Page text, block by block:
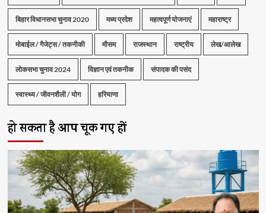
बिहार विधानसभा चुनाव 2020 मध्य प्रदेश महत्वपूर्ण योजनाएं महाराष्ट्र
मोबाईल / गैजेट्स / तकनीकी मौसम राजस्थान राष्ट्रीय लेख/आलेख
लोकसभा चुनाव 2024 विज्ञान एवं तकनीक संपादक की पसंद
स्वास्थ्य / जीवनशैली / योग हरियाणा
हो सकता है आप चूक गए हों